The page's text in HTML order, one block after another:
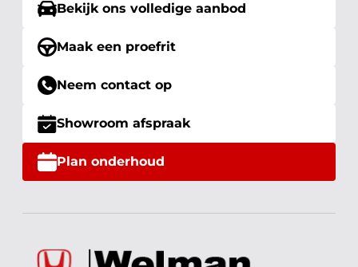
Bekijk ons volledige aanbod
Maak een proefrit
Neem contact op
Showroom afspraak
Plan onderhoud